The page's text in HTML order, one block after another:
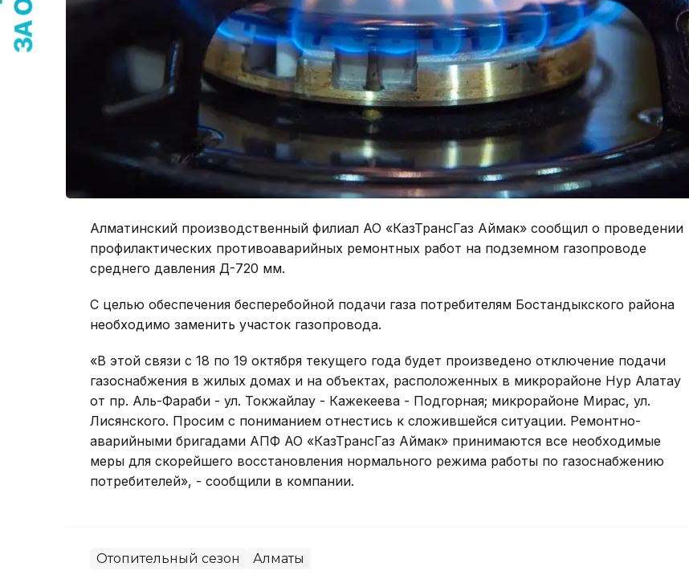
Алматинский производственный филиал АО «КазТрансГаз Аймак» сообщил о проведении
профилактических противоаварийных ремонтных работ на подземном газопроводе
среднего давления Д-720 мм.
С целью обеспечения бесперебойной подачи газа потребителям Бостандыкского района
необходимо заменить участок газопровода.
«В этой связи с 18 по 19 октября текущего года будет произведено отключение подачи
газоснабжения в жилых домах и на объектах, расположенных в микрорайоне Нур Алатау
от пр. Аль-Фараби - ул. Токжайлау - Кажекеева - Подгорная; микрорайоне Мирас, ул.
Лисянского. Просим с пониманием отнестись к сложившейся ситуации. Ремонтно-
аварийными бригадами АПФ АО «КазТрансГаз Аймак» принимаются все необходимые
меры для скорейшего восстановления нормального режима работы по газоснабжению
потребителей», - сообщили в компании.
Отопительный сезон Алматы